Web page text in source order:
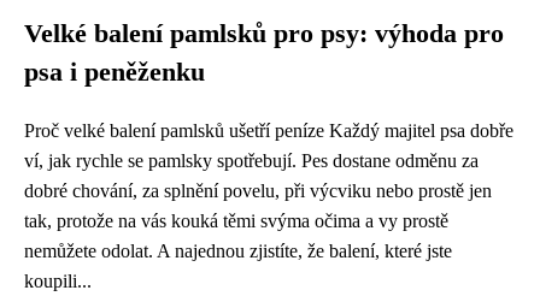
Velké balení pamlsků pro psy: výhoda pro
psa i peněženku
Proč velké balení pamlsků ušetří peníze Každý majitel psa dobře
ví, jak rychle se pamlsky spotřebují. Pes dostane odměnu za
dobré chování, za splnění povelu, při výcviku nebo prostě jen
tak, protože na vás kouká těmi svýma očima a vy prostě
nemůžete odolat. A najednou zjistíte, že balení, které jste
koupili...